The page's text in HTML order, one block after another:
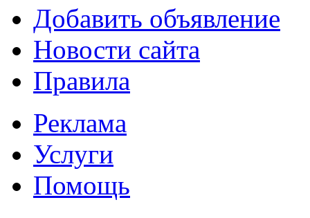
Добавить объявление
Новости сайта
Правила
Реклама
Услуги
Помощь